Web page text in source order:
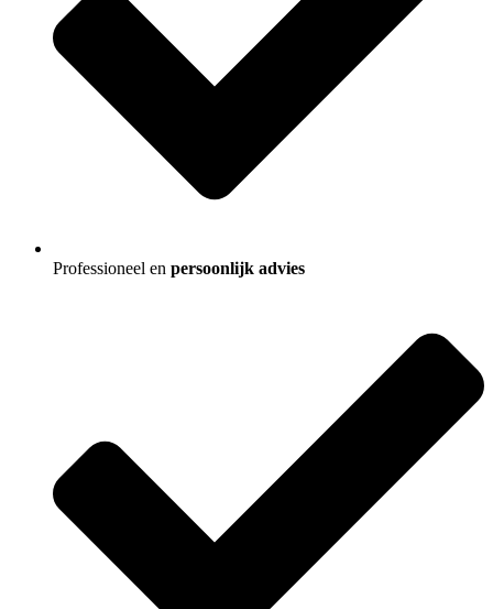
Professioneel en persoonlijk advies